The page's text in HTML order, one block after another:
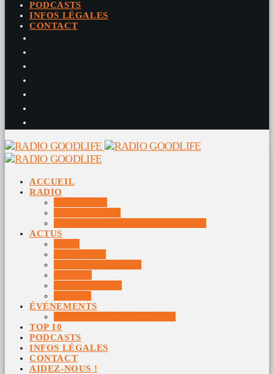
PODCASTS
INFOS LÉGALES
CONTACT
ACCUEIL
RADIO
ACTUS
ÉVÉNEMENTS
TOP 10
PODCASTS
INFOS LÉGALES
CONTACT
AIDEZ-NOUS !